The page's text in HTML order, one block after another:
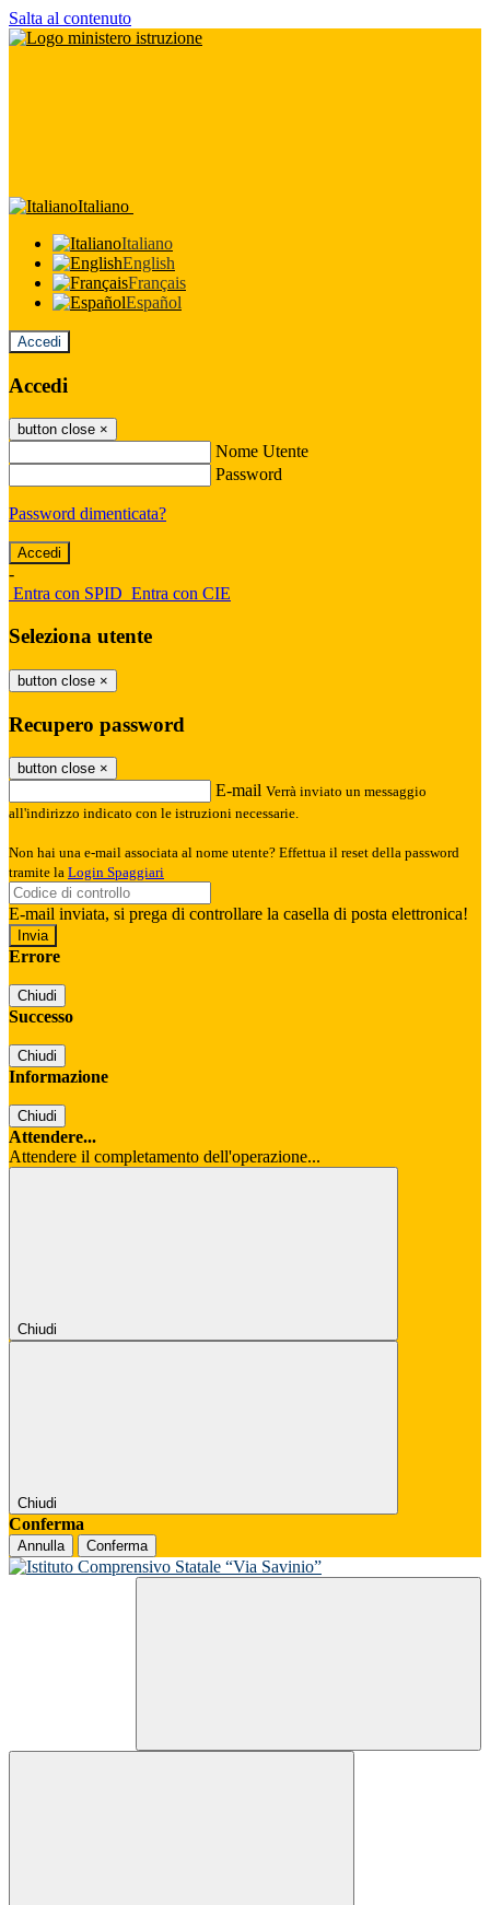
Salta al contenuto
Italiano
Italiano
English
Français
Español
Accedi
Accedi
button close ×
Nome Utente
Password
Password dimenticata?
-
Entra con SPID Entra con CIE
Seleziona utente
button close ×
Recupero password
button close ×
E-mail Verrà inviato un messaggio
all'indirizzo indicato con le istruzioni necessarie.
Non hai una e-mail associata al nome utente? Effettua il reset della password
tramite la Login Spaggiari
E-mail inviata, si prega di controllare la casella di posta elettronica!
Errore
Chiudi
Successo
Chiudi
Informazione
Chiudi
Attendere...
Attendere il completamento dell'operazione...
Chiudi
Chiudi
Conferma
Annulla Conferma